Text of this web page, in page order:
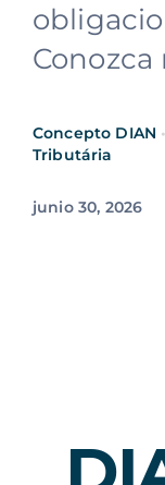
Conozca
Concepto DIAN •
Tributária
junio 30, 2026